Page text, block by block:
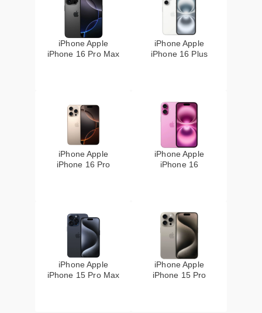
iPhone Apple
iPhone 16 Pro Max
iPhone Apple
iPhone 16 Plus
iPhone Apple
iPhone 16 Pro
iPhone Apple
iPhone 16
iPhone Apple
iPhone 15 Pro Max
iPhone Apple
iPhone 15 Pro